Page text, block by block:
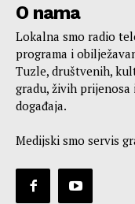
O nama
Lokalna smo radio
programa i
Tuzle, društvenih,
gradu, živih
događaja.
Medijski smo servis